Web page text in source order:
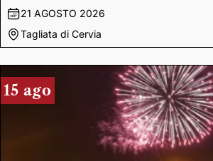
21 AGOSTO 2026
Tagliata di Cervia
15 ago